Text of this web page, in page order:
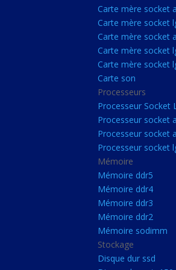
Carte mère socket
Carte mère socket
Carte mère socket
Carte mère socket
Carte mère socket
Carte son
Processeurs
Processeur Socket
Processeur socket
Processeur socket
Processeur socket
Mémoire
Mémoire ddr5
Mémoire ddr4
Mémoire ddr3
Mémoire ddr2
Mémoire sodimm
Stockage
Disque dur ssd